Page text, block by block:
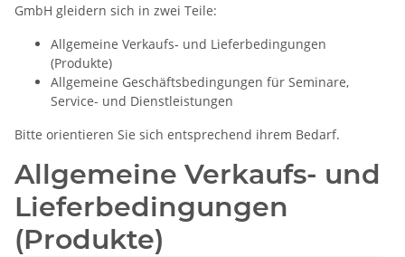
GmbH gleidern sich in zwei Teile:
Allgemeine Verkaufs‐ und Lieferbedingungen
(Produkte)
Allgemeine Geschäftsbedingungen für Seminare,
Service- und Dienstleistungen
Bitte orientieren Sie sich entsprechend ihrem Bedarf.
Allgemeine Verkaufs‐ und
Lieferbedingungen
(Produkte)